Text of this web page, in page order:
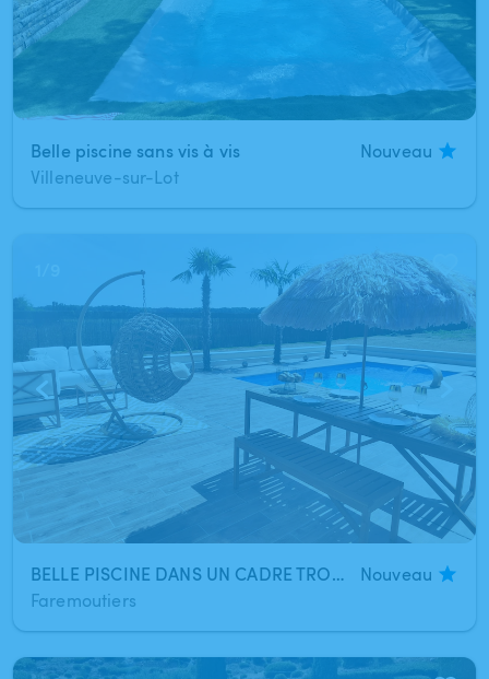
Belle piscine sans vis à vis
Nouveau
Villeneuve-sur-Lot
BELLE PISCINE DANS UN CADRE TROPICAL
Nouveau
Faremoutiers